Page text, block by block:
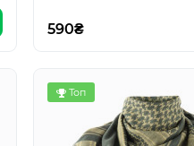
590₴
Топ